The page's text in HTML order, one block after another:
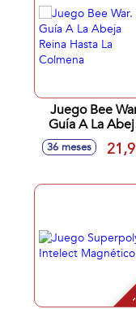
Juego Bee
Guía A La
Reina Hasta La
Colmena
36 meses
-